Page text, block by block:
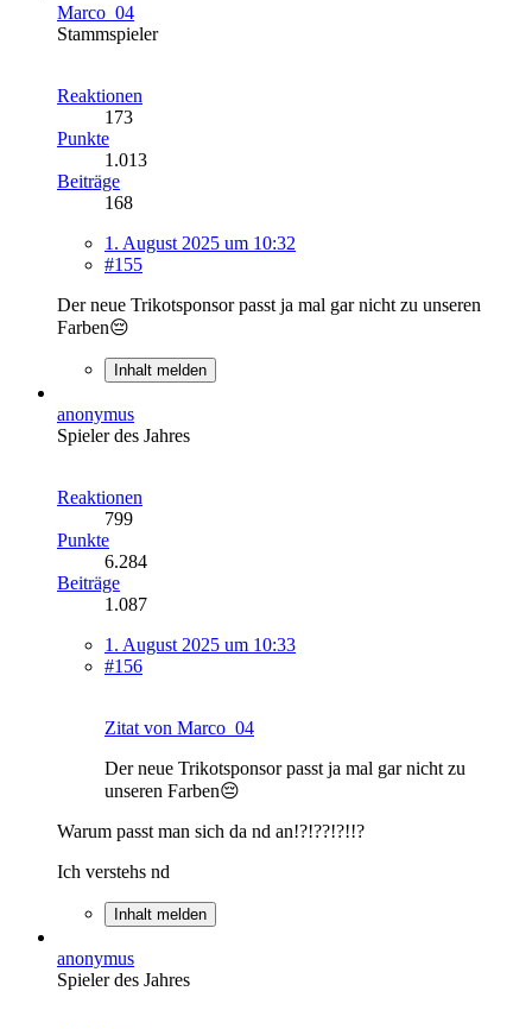
Marco_04
Stammspieler
Reaktionen
173
Punkte
1.013
Beiträge
168
1. August 2025 um 10:32
#155
Der neue Trikotsponsor passt ja mal gar nicht zu unseren
Farben😔
Inhalt melden
anonymus
Spieler des Jahres
Reaktionen
799
Punkte
6.284
Beiträge
1.087
1. August 2025 um 10:33
#156
Zitat von Marco_04
Der neue Trikotsponsor passt ja mal gar nicht zu
unseren Farben😔
Warum passt man sich da nd an!?!??!?!!?
Ich verstehs nd
Inhalt melden
anonymus
Spieler des Jahres